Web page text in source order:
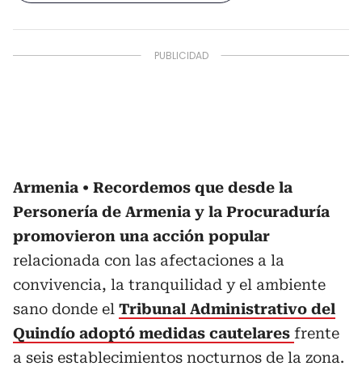
Armenia
Recordemos que desde la
Personería de Armenia y la Procuraduría
promovieron una acción popular
relacionada con las afectaciones a la
convivencia, la tranquilidad y el ambiente
sano donde el Tribunal Administrativo del
Quindío adoptó medidas cautelares frente
a seis establecimientos nocturnos de la zona.